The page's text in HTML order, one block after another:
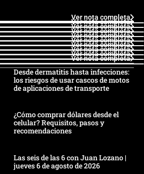
Ver nota completa
Ver nota completa
Ver nota completa
Ver nota completa
Ver nota completa
Ver nota completa
Ver nota completa
Ver nota completa
Ver nota completa
Ver nota completa
Desde dermatitis hasta infecciones:
los riesgos de usar cascos de motos
de aplicaciones de transporte
¿Cómo comprar dólares desde el
celular? Requisitos, pasos y
recomendaciones
Las seis de las 6 con Juan Lozano |
jueves 6 de agosto de 2026